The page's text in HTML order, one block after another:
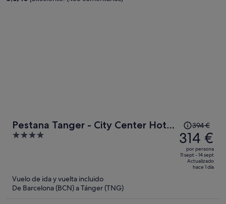
Pestana Tanger - City Center Hotel
Suites & Apartments
4
El
precio
era
de
394 €,
394 €
314 €
por persona
11 sept - 14 sept
Actualizado
hace 1 día
Vuelo de ida y vuelta incluido
De Barcelona (BCN) a Tánger (TNG)